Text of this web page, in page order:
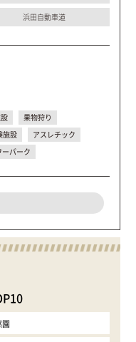
浜田自動車道
果物狩り
施設
アスレチック
ーパーク